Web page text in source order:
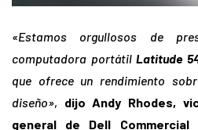
«Estamos orgullosos de
computadora portátilLatitude
que ofrece un rendimiento
diseño», dijo Andy Rhodes,
general de Dell Commercial